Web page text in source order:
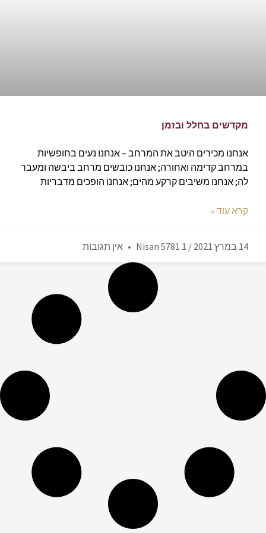
מקדשים בחלל ובזמן
אנחנו מכירים היטב את המרחב – אנחנו נעים בחופשיות
במרחב קדימה ואחורה; אנחנו כובשים מרחב ביבשה ומעבר
לה; אנחנו משיבים קרקע מהים; אנחנו הופכים מדבריות
קרא עוד »
14 במרץ 2021 / 1 Nisan 5781 אין תגובות